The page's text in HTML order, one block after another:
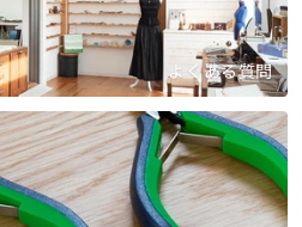
よくある質問